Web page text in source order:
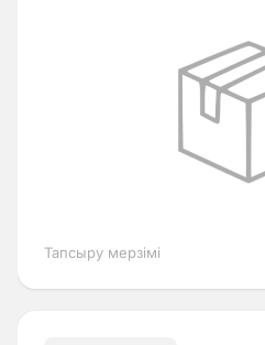
Тапсыру мерзімі